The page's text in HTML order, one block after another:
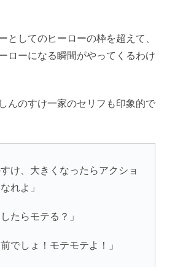
としてのヒーローの枠を超えて、
ローになる瞬間がやってくるわけ
んのすけ一家のセリフも印象的で
け、大きくなったらアクショ
れよ」
たらモテる？」
でしょ！モテモテよ！」